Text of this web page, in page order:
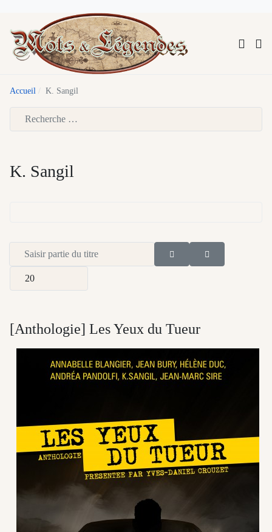
Accueil K. Sangil
K. Sangil
Saisir partie du titre
Afficher #
[Anthologie] Les Yeux du Tueur